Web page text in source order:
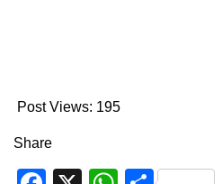
Post Views: 195
Share